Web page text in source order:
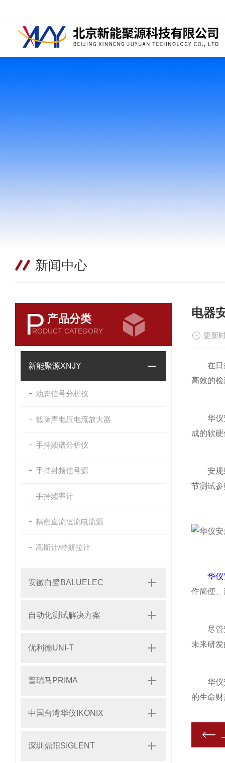
新闻中心
P 产品分类
RODUCT CATEGORY
新能聚源XNJY
动态信号分析仪
低噪声电压电流放大器
手持频谱分析仪
手持射频信号源
手持频率计
精密直流恒流电流源
高斯计/特斯拉计
安徽白鹭BALUELEC
自动化测试解决方案
优利德UNI-T
普瑞马PRIMA
中国台湾华仪IKONIX
深圳鼎阳SIGLENT
电器
更新
在日益
高效的
华仪安
成的软
安规综
节测试
华
作简便
尽管安
未来研
华仪安
的生命